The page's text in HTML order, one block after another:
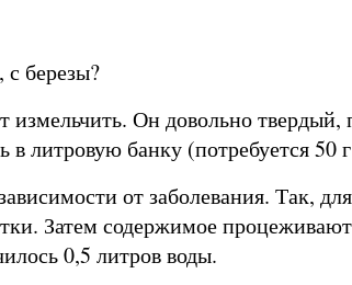
с березы?
измельчить. Он довольно
в литровую банку (потребуется
от заболевания. Так,
Затем содержимое
0,5 литров воды.